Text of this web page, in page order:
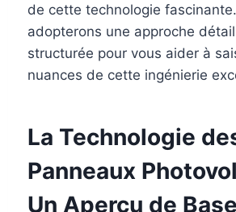
de cette technologie
adopterons une approche
structurée pour vous aider à
nuances de cette ingénierie
La Technologie
Panneaux
Un Aperçu de Base